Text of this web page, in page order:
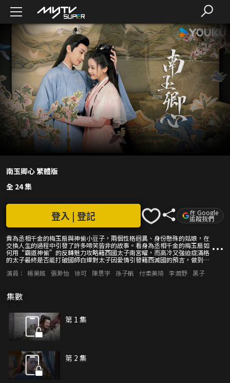
南玉卿心 繁體版
全 24 集
貴為丞相千金的梅玉扇與神偷小豆子，兩個性格迥異、身份懸殊的姑娘，在
交換人生的過程中引發了許多啼笑皆非的故事。看身為丞相千金的梅玉扇如
何用“霸道神偷”的反轉魅力攻略籍西國太子南宮曜，而高冷又強迫症滿格
的太子最終是否能打破國師白燁對太子因愛情引發籍西滅國的預言，做到不
登入 | 登記 在 Google
追蹤我們
演員： 楊昊銘 張渺怡 徐可 陳思宇 孫子航 付柔美琦 李潤野 黑子
集數
第 1 集
第 2 集